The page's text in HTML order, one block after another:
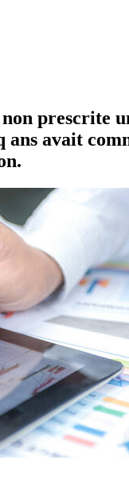
prescrite
avait